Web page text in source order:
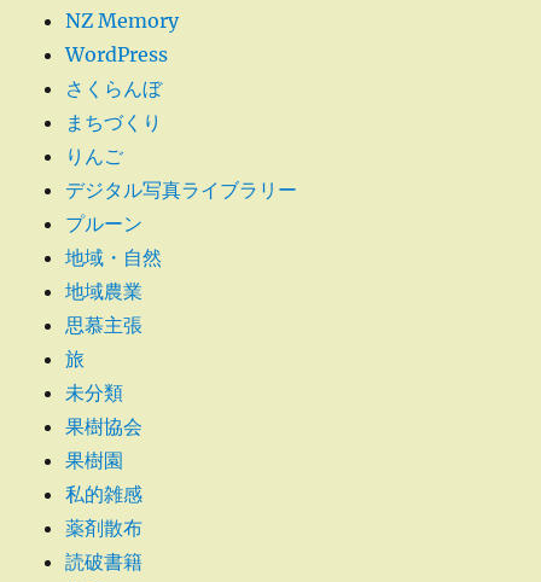
NZ Memory
WordPress
さくらんぼ
まちづくり
りんご
デジタル写真ライブラリー
プルーン
地域・自然
地域農業
思慕主張
旅
未分類
果樹協会
果樹園
私的雑感
薬剤散布
読破書籍